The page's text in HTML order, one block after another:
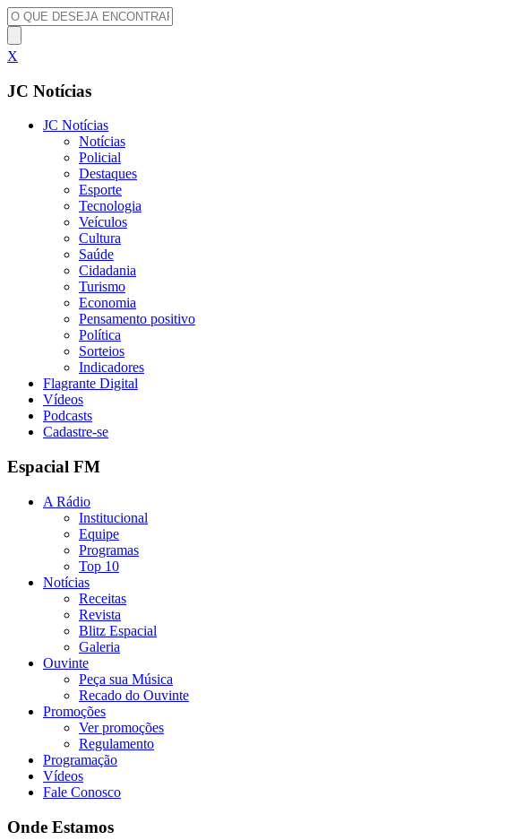
X
JC Notícias
JC Notícias
Notícias
Policial
Destaques
Esporte
Tecnologia
Veículos
Cultura
Saúde
Cidadania
Turismo
Economia
Pensamento positivo
Política
Sorteios
Indicadores
Flagrante Digital
Vídeos
Podcasts
Cadastre-se
Espacial FM
A Rádio
Institucional
Equipe
Programas
Top 10
Notícias
Receitas
Revista
Blitz Espacial
Galeria
Ouvinte
Peça sua Música
Recado do Ouvinte
Promoções
Ver promoções
Regulamento
Programação
Vídeos
Fale Conosco
Onde Estamos